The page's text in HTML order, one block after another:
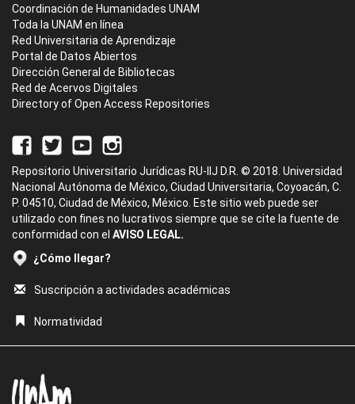
Coordinación de Humanidades UNAM
Toda la UNAM en línea
Red Universitaria de Aprendizaje
Portal de Datos Abiertos
Dirección General de Bibliotecas
Red de Acervos Digitales
Directory of Open Access Repositories
Repositorio Universitario Jurídicas RU-IIJ D.R. © 2018. Universidad
Nacional Autónoma de México, Ciudad Universitaria, Coyoacán, C.
P. 04510, Ciudad de México, México. Este sitio web puede ser
utilizado con fines no lucrativos siempre que se cite la fuente de
conformidad con el AVISO LEGAL.
¿Cómo llegar?
Suscripción a actividades académicas
Normatividad